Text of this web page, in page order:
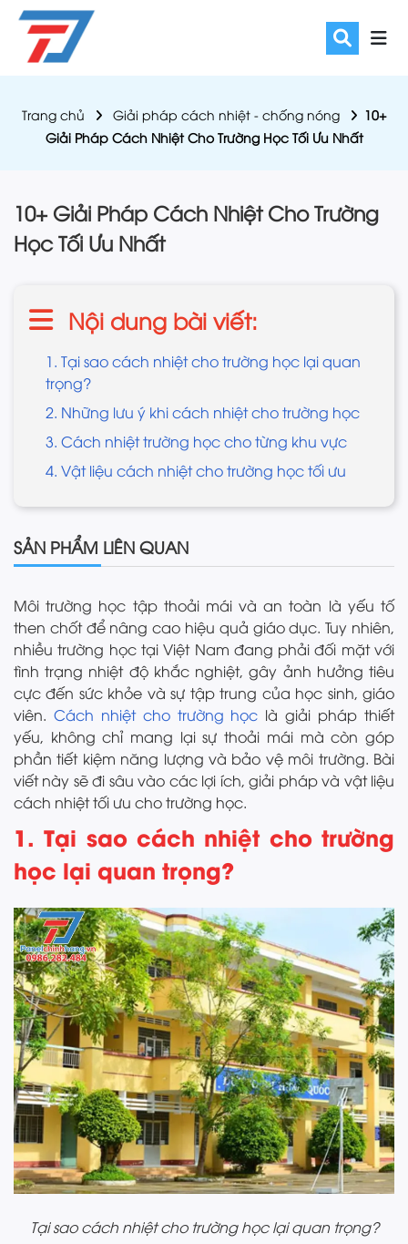
Trang chủ Giải pháp cách nhiệt - chống nóng
10+
Giải Pháp Cách Nhiệt Cho Trường Học Tối Ưu Nhất
10+ Giải Pháp Cách Nhiệt Cho Trường
Học Tối Ưu Nhất
Nội dung bài viết:
1. Tại sao cách nhiệt cho trường học lại quan
trọng?
2. Những lưu ý khi cách nhiệt cho trường học
3. Cách nhiệt trường học cho từng khu vực
4. Vật liệu cách nhiệt cho trường học tối ưu
SẢN PHẨM LIÊN QUAN
Môi trường học tập thoải mái và an toàn là yếu tố
then chốt để nâng cao hiệu quả giáo dục. Tuy nhiên,
nhiều trường học tại Việt Nam đang phải đối mặt với
tình trạng nhiệt độ khắc nghiệt, gây ảnh hưởng tiêu
cực đến sức khỏe và sự tập trung của học sinh, giáo
viên. Cách nhiệt cho trường học là giải pháp thiết
yếu, không chỉ mang lại sự thoải mái mà còn góp
phần tiết kiệm năng lượng và bảo vệ môi trường. Bài
viết này sẽ đi sâu vào các lợi ích, giải pháp và vật liệu
cách nhiệt tối ưu cho trường học.
1. Tại sao cách nhiệt cho trường
học lại quan trọng?
Tại sao cách nhiệt cho trường học lại quan trọng?